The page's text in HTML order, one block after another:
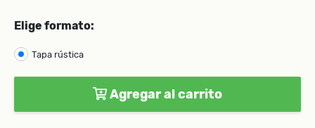
Elige formato:
Tapa rústica
Agregar al carrito